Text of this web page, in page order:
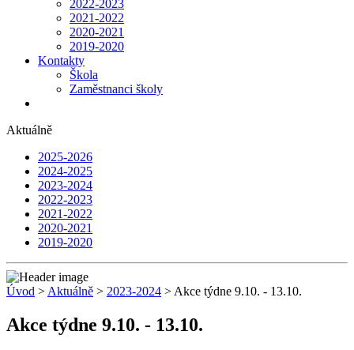
2022-2023
2021-2022
2020-2021
2019-2020
Kontakty
Škola
Zaměstnanci školy
Aktuálně
2025-2026
2024-2025
2023-2024
2022-2023
2021-2022
2020-2021
2019-2020
Úvod > Aktuálně > 2023-2024 > Akce týdne 9.10. - 13.10.
Akce týdne 9.10. - 13.10.